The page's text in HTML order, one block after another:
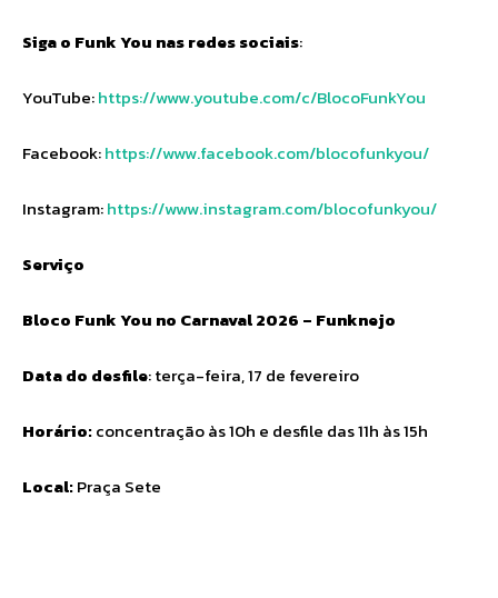
Siga o Funk You nas redes sociais:
YouTube:https://www.youtube.com/c/BlocoFunkYou
Facebook:https://www.facebook.com/blocofunkyou/
Instagram:https://www.instagram.com/blocofunkyou/
Serviço
Bloco Funk You no Carnaval 2026 – Funknejo
Data do desfile: terça-feira, 17 de fevereiro
Horário:concentração às 10h e desfile das 11h às 15h
Local:Praça Sete